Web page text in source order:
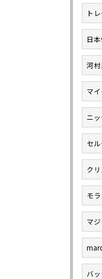
ト
日
河
マ
ニ
セ
ク
モ
マ
バッ